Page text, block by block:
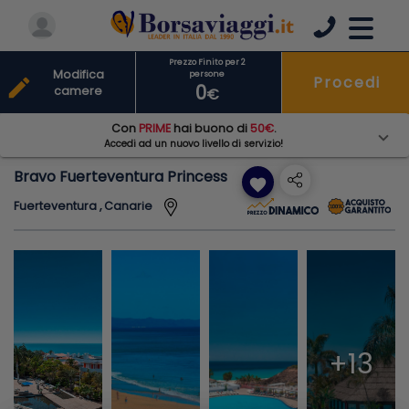
Bravo Fuerteventura Princess favorite
Fuerteventura , Canarie
+13
Prezzo Finito per 2
persone
0€
Procedi
edit
Modifica
camere
Con PRIMEhai buono di50€.
Accedi ad un nuovo livello di servizio!